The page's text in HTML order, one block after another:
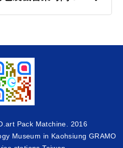
Pack Matchine. 2016
Museum in Kaohsiung GRAMO